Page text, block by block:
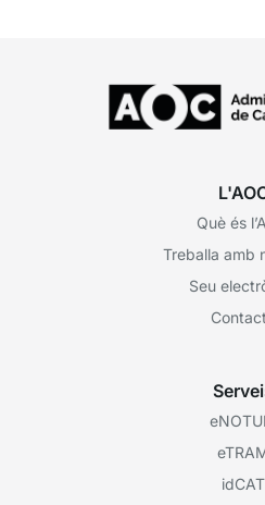
Què és
Treballa amb
Seu
idCAT